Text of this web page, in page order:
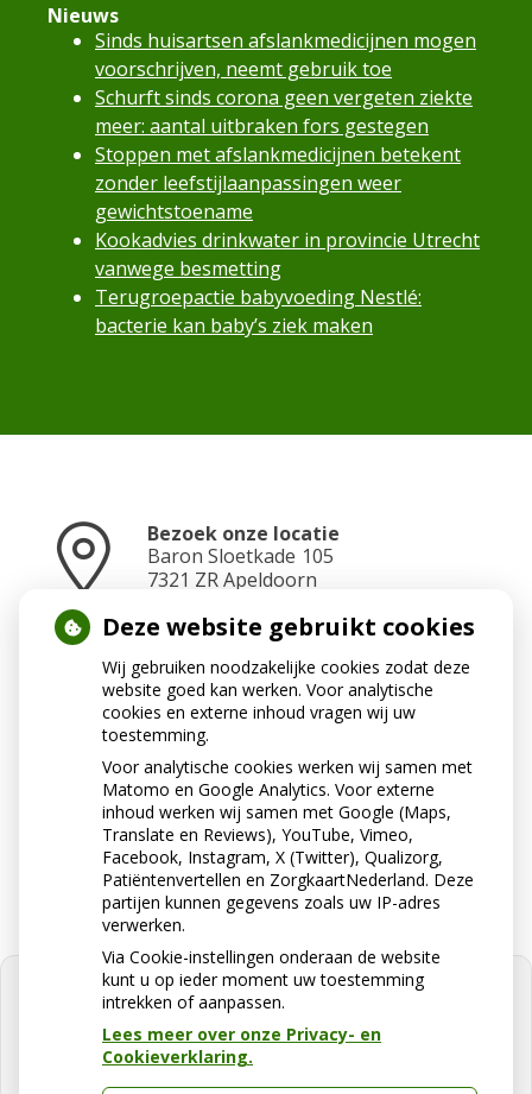
Nieuws
Sinds huisartsen afslankmedicijnen mogen
voorschrijven, neemt gebruik toe
Schurft sinds corona geen vergeten ziekte
meer: aantal uitbraken fors gestegen
Stoppen met afslankmedicijnen betekent
zonder leefstijlaanpassingen weer
gewichtstoename
Kookadvies drinkwater in provincie Utrecht
vanwege besmetting
Terugroepactie babyvoeding Nestlé:
bacterie kan baby’s ziek maken
Bezoek onze locatie
Baron Sloetkade 105
7321 ZRApeldoorn
Neem contact op
055 2010402
Stuur ons een e-mail
assistentenwelgelegen@ezorg.nl
U heeft geen toestemming gegeven
voorexterne inhouddie nodig is om
Deze website gebruikt cookies
Wij gebruiken noodzakelijke cookies zodat deze
website goed kan werken. Voor analytische
cookies en externe inhoud vragen wij uw
toestemming.
Voor analytische cookies werken wij samen met
Matomo en Google Analytics. Voor externe
inhoud werken wij samen met Google (Maps,
Translate en Reviews), YouTube, Vimeo,
Facebook, Instagram, X (Twitter), Qualizorg,
Patiëntenvertellen en ZorgkaartNederland. Deze
partijen kunnen gegevens zoals uw IP-adres
verwerken.
Via Cookie-instellingen onderaan de website
kunt u op ieder moment uw toestemming
intrekken of aanpassen.
Lees meer over onze Privacy- en
Cookieverklaring.